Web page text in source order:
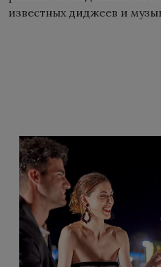
известных диджеев и